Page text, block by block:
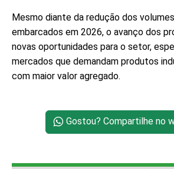
Mesmo diante da redução dos
embarcados em 2026, o avanço dos
novas oportunidades para o setor,
mercados que demandam produtos
com maior valor agregado.
Gostou? Compartilhe no